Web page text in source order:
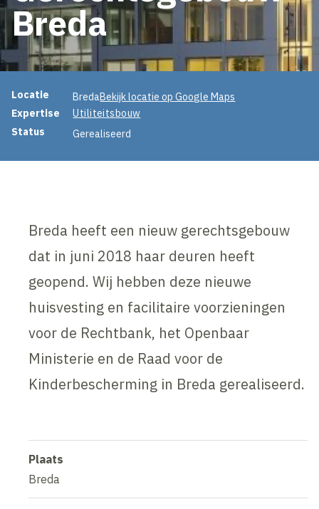
Breda
Projectinformatie
Locatie BredaBekijk locatie op Google Maps
Expertise
Utiliteitsbouw
Status
Gerealiseerd
Breda heeft een nieuw gerechtsgebouw
dat in juni 2018 haar deuren heeft
geopend. Wij hebben deze nieuwe
huisvesting en facilitaire voorzieningen
voor de Rechtbank, het Openbaar
Ministerie en de Raad voor de
Kinderbescherming in Breda gerealiseerd.
Plaats
Breda